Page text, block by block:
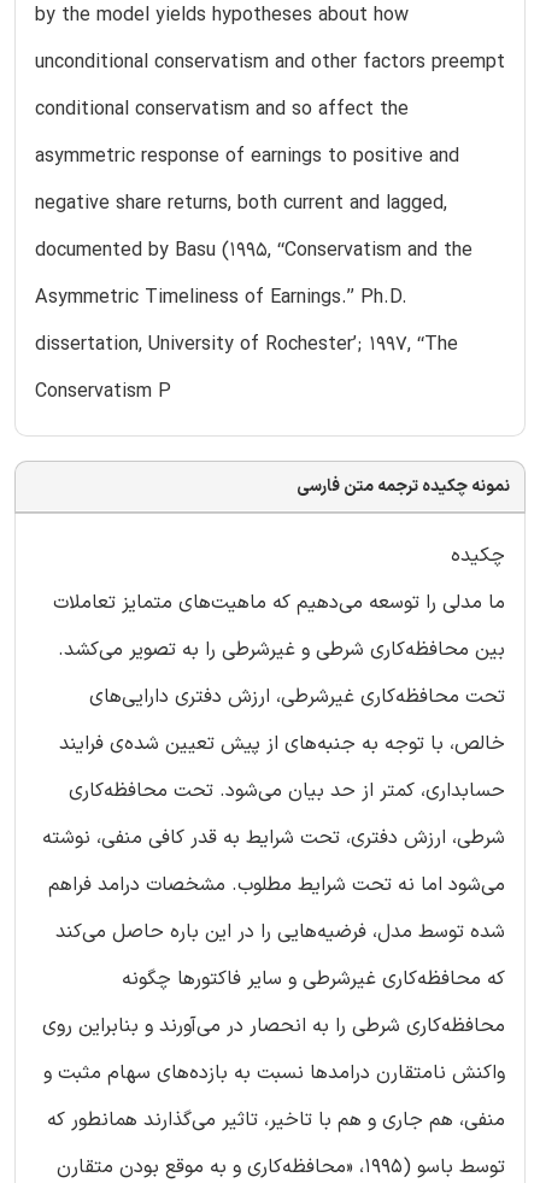
by the model yields hypotheses about how
unconditional conservatism and other factors preempt
conditional conservatism and so affect the
asymmetric response of earnings to positive and
negative share returns, both current and lagged,
documented by Basu (1995, ‘‘Conservatism and the
Asymmetric Timeliness of Earnings.’’ Ph.D.
dissertation, University of Rochester’; 1997, ‘‘The
Conservatism P
نمونه چکیده ترجمه متن فارسی
چکیده
ما مدلی را توسعه می‌دهیم که ماهیت‌های متمایز تعاملات
بین محافظه‌کاری شرطی و غیرشرطی را به تصویر می‌کشد.
تحت محافظه‌کاری غیرشرطی، ارزش دفتری دارایی‌های
خالص، با توجه به جنبه‌های از پیش تعیین شده‌ی فرایند
حسابداری، کمتر از حد بیان می‌شود. تحت محافظه‌کاری
شرطی، ارزش دفتری، تحت شرایط به قدر کافی منفی، نوشته
می‌شود اما نه تحت شرایط مطلوب. مشخصات درامد فراهم
شده توسط مدل، فرضیه‌هایی را در این باره حاصل می‌کند
که محافظه‌کاری غیرشرطی و سایر فاکتورها چگونه
محافظه‌کاری شرطی را به انحصار در می‌آورند و بنابراین روی
واکنش نامتقارن درامدها نسبت به بازده‌های سهام مثبت و
منفی، هم جاری و هم با تاخیر، تاثیر می‌گذارند همانطور که
توسط باسو (1995، «محافظه‌کاری و به موقع بودن متقارن